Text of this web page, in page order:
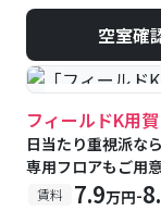
空室確
#女性専用フロア
フィールドK用賀
日当たり重視派
専用フロアもご用
賃料 7.9万円-